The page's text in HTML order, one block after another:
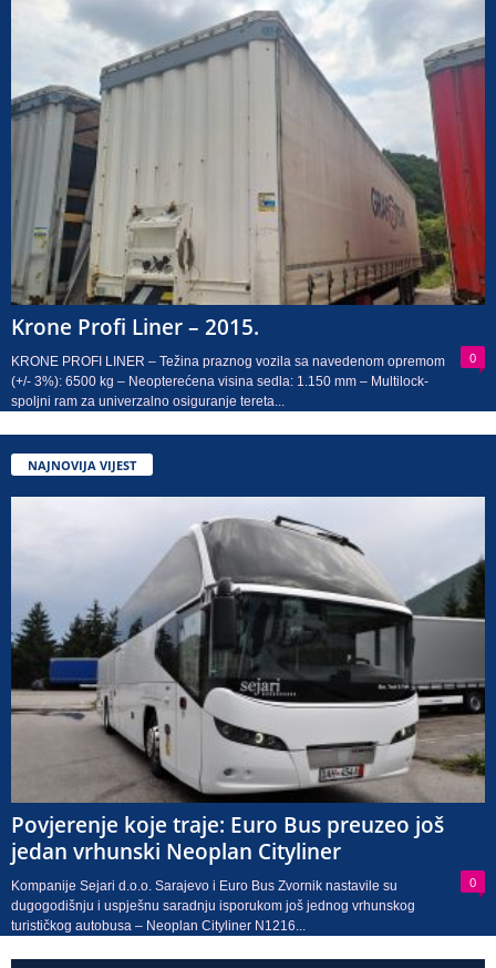
Krone Profi Liner – 2015.
0
KRONE PROFI LINER – Težina praznog vozila sa navedenom opremom
(+/- 3%): 6500 kg – Neopterećena visina sedla: 1.150 mm – Multilock-
spoljni ram za univerzalno osiguranje tereta...
NAJNOVIJA VIJEST
Povjerenje koje traje: Euro Bus preuzeo još
jedan vrhunski Neoplan Cityliner
0
Kompanije Sejari d.o.o. Sarajevo i Euro Bus Zvornik nastavile su
dugogodišnju i uspješnu saradnju isporukom još jednog vrhunskog
turističkog autobusa – Neoplan Cityliner N1216...